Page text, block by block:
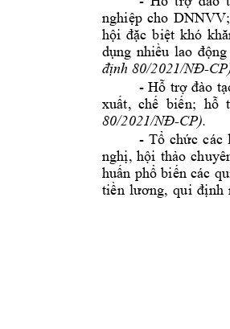
nghiệp cho DNNVV;
hội đặc biệt khó
dụng nhiều lao động
định 80/2021/NĐ-CP
- Hỗ trợ đào
xuất,  chế biến; hỗ
80/2021/NĐ-CP).
- Tổ chức các
nghị, hội thảo
huấn phổ biến các q
tiền lương, qui định